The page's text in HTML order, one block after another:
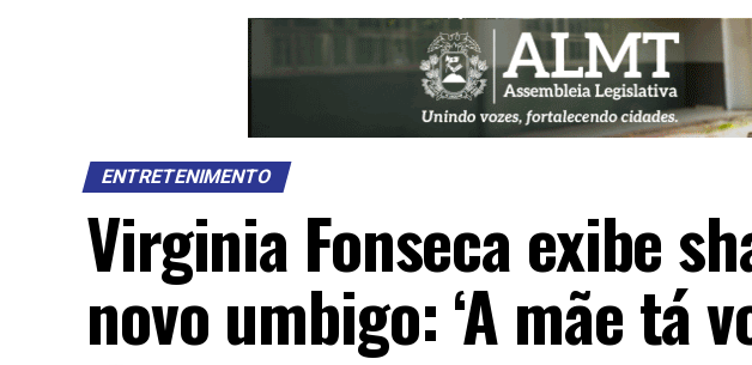
ENTRETENIMENTO
Virginia Fonseca exibe
novo umbigo: ‘A mãe tá